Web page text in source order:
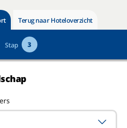
Terug naar Hoteloverzicht
Stap 3